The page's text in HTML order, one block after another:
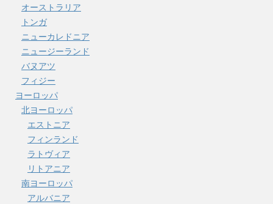
オーストラリア
トンガ
ニューカレドニア
ニュージーランド
バヌアツ
フィジー
ヨーロッパ
北ヨーロッパ
エストニア
フィンランド
ラトヴィア
リトアニア
南ヨーロッパ
アルバニア